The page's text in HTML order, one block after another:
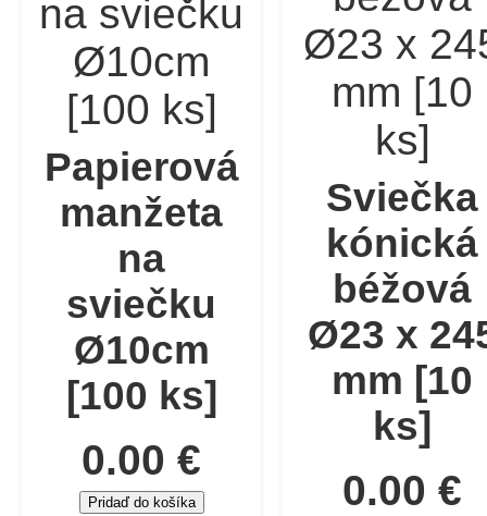
Papierová
manžeta
na
sviečku
Ø10cm
[100 ks]
0.00 €
Pridaď do košíka
Sviečka
kónická
béžová
Ø23 x
mm [10
ks]
0.00 €